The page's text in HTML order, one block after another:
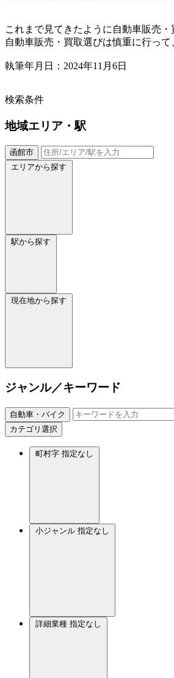
これまで見てきたように自動車販売
自動車販売・買取選びは慎重に行って
執筆年月日：2024年11月6日
検索条件
地域エリア・駅
函館市
エリアから探す
駅から探す
現在地から探す
ジャンル／キーワード
自動車・バイク
カテゴリ選択
町村字 指定なし
小ジャンル 指定なし
詳細業種 指定なし